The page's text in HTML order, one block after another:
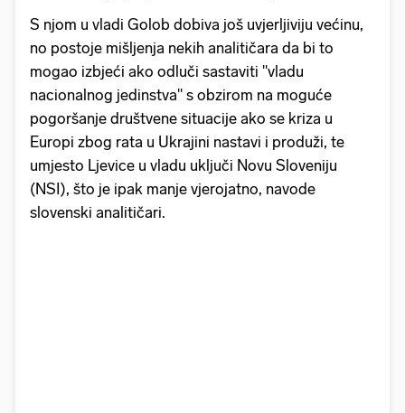
S njom u vladi Golob dobiva još uvjerljiviju većinu,
no postoje mišljenja nekih analitičara da bi to
mogao izbjeći ako odluči sastaviti "vladu
nacionalnog jedinstva" s obzirom na moguće
pogoršanje društvene situacije ako se kriza u
Europi zbog rata u Ukrajini nastavi i produži, te
umjesto Ljevice u vladu uključi Novu Sloveniju
(NSI), što je ipak manje vjerojatno, navode
slovenski analitičari.